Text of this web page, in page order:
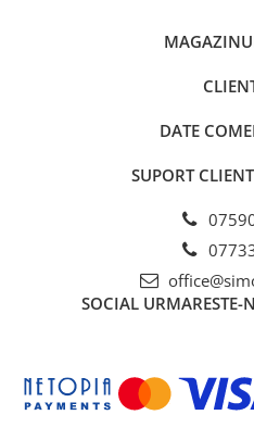
DATE
SUPORT
SOCIAL URMARESTE-